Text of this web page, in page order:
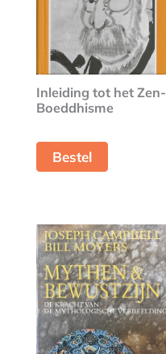
Inleiding tot het Zen-
Boeddhisme
Bestel